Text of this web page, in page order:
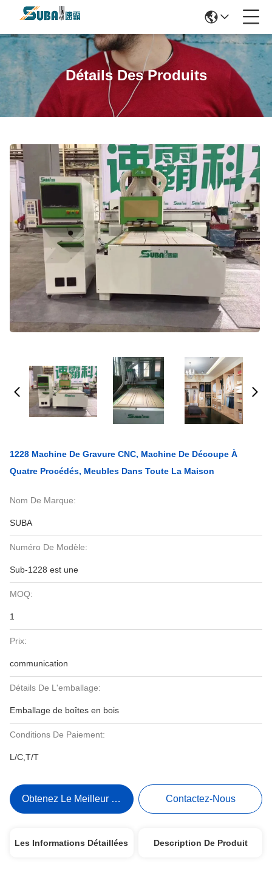
Détails Des Produits
1228 Machine De Gravure CNC, Machine De Découpe À
Quatre Procédés, Meubles Dans Toute La Maison
Nom De Marque:
SUBA
Numéro De Modèle:
Sub-1228 est une
MOQ:
1
Prix:
communication
Détails De L'emballage:
Emballage de boîtes en bois
Conditions De Paiement:
L/C,T/T
Obtenez Le Meilleur Prix Contactez-Nous
Les Informations Détaillées Description De Produit